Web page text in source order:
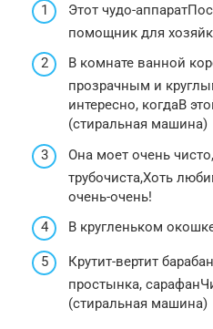
Этот чудо-
помощник для
В комнате ванной
прозрачным и
интересно, когдаВ
(стиральная машина)
Она моет очень
трубочиста,Хоть
очень-очень!
В кругленьком
Крутит-вертит
простынка,
(стиральная машина)